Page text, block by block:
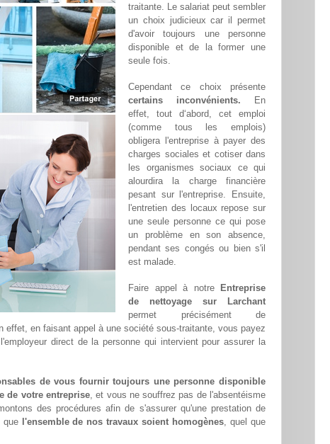
traitante. Le salariat peut sembler
un choix judicieux car il permet
d'avoir toujours une personne
disponible et de la former une
seule fois.
Cependant ce choix présente
certains inconvénients. En
effet, tout d‘abord, cet emploi
(comme tous les emplois)
obligera l'entreprise à payer des
charges sociales et cotiser dans
les organismes sociaux ce qui
alourdira la charge financière
pesant sur l'entreprise. Ensuite,
l'entretien des locaux repose sur
une seule personne ce qui pose
un problème en son absence,
pendant ses congés ou bien s'il
est malade.
Faire appel à notre
Entreprise
de nettoyage sur Larchant
permet précisément de
effet, en faisant appel à une société sous-traitante, vous payez
direct de la personne qui intervient pour assurer la
de vous fournir toujours une personne disponible
de votre entreprise, et vous ne souffrez pas de l'absentéisme
des procédures afin de s'assurer qu'une prestation de
que l'ensemble de nos travaux soient homogènes, quel que